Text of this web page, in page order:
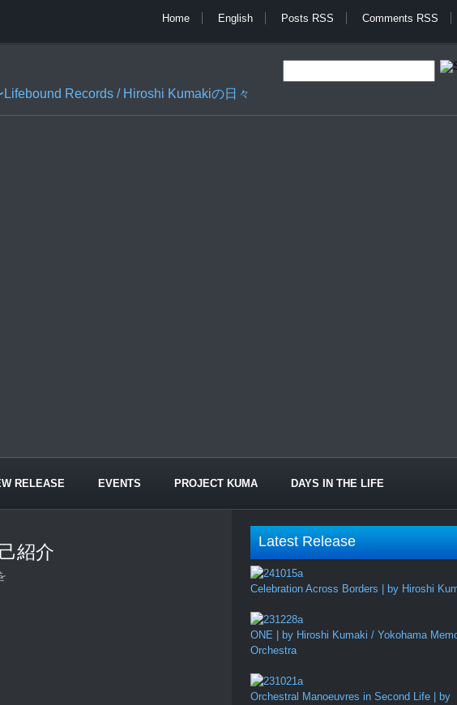
Home English Posts RSS Comments RSS
Records / Hiroshi Kumakiの日々
RELEASE EVENTS PROJECT KUMA DAYS IN THE LIFE
紹介 Latest Release
Celebration Across Borders | by Hiroshi
ONE | by Hiroshi Kumaki / Yokohama
Orchestra
Orchestral Manoeuvres in Second Life | by